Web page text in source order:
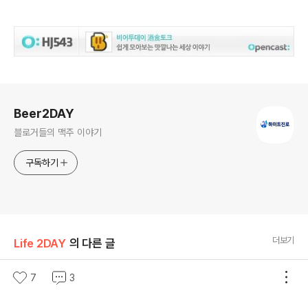
Beer2DAY
블로거들의 맥주 이야기
구독하기
Life 2DAY 의 다른 글 더보기
인천 데이트코스 추천! 아트플랫폼과 개항누
7 3